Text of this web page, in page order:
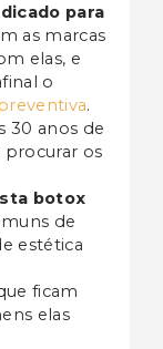
para
as marcas
elas, e
o
.
30 anos de
os
botox
de
estética
ficam
elas